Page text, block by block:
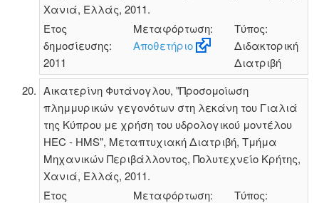
Χανιά, Ελλάς, 2011.
Έτος
δημοσίευσης:
2011
Μεταφόρτωση:
Αποθετήριο
Τύπος:
Διδακτορική
Διατριβή
Αικατερίνη Φυτάνογλου, "Προσομοίωση
πλημμυρικών γεγονότων στη λεκάνη του Γιαλιά
της Κύπρου με χρήση του υδρολογικού μοντέλου
HEC - HMS", Μεταπτυχιακή Διατριβή, Τμήμα
Μηχανικών Περιβάλλοντος, Πολυτεχνείο Κρήτης,
Χανιά, Ελλάς, 2011.
Έτος
Μεταφόρτωση:
Τύπος: